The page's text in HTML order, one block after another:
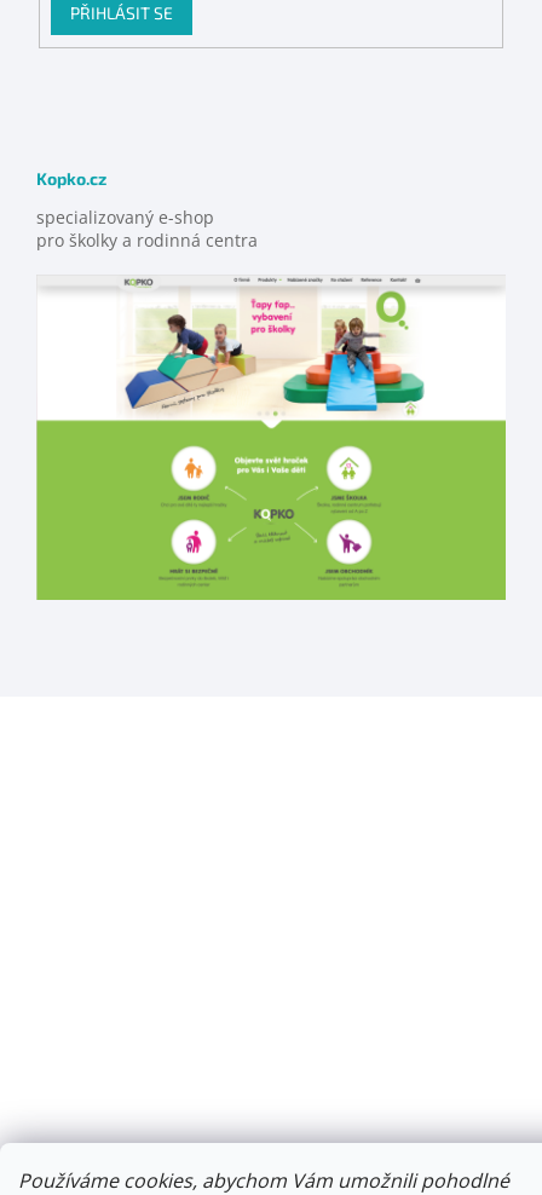
Používáme cookies, abychom Vám umožnili pohodlné
PŘIHLÁSIT SE
Kopko.cz
specializovaný e-shop
pro školky a rodinná centra